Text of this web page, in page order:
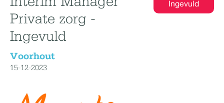
Ingevuld
Private zorg -
Ingevuld
Voorhout
15-12-2023